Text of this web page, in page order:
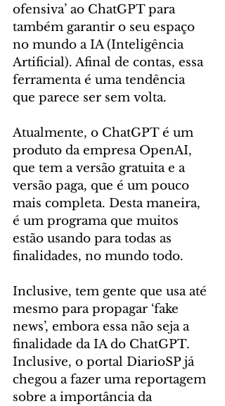
ofensiva’ ao ChatGPT para
também garantir o seu espaço
no mundo a IA (Inteligência
Artificial). Afinal de contas, essa
ferramenta é uma tendência
que parece ser sem volta.
Atualmente, o ChatGPT é um
produto da empresa OpenAI,
que tem a versão gratuita e a
versão paga, que é um pouco
mais completa. Desta maneira,
é um programa que muitos
estão usando para todas as
finalidades, no mundo todo.
Inclusive, tem gente que usa até
mesmo para propagar ‘fake
news’, embora essa não seja a
finalidade da IA do ChatGPT.
Inclusive, o portal DiarioSP já
chegou a fazer uma reportagem
sobre a importância da